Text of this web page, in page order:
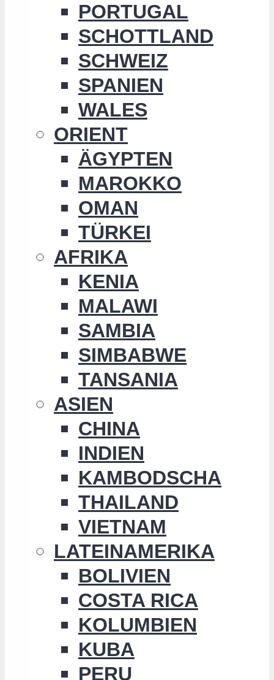
PORTUGAL
SCHOTTLAND
SCHWEIZ
SPANIEN
WALES
ORIENT
ÄGYPTEN
MAROKKO
OMAN
TÜRKEI
AFRIKA
KENIA
MALAWI
SAMBIA
SIMBABWE
TANSANIA
ASIEN
CHINA
INDIEN
KAMBODSCHA
THAILAND
VIETNAM
LATEINAMERIKA
BOLIVIEN
COSTA RICA
KOLUMBIEN
KUBA
PERU